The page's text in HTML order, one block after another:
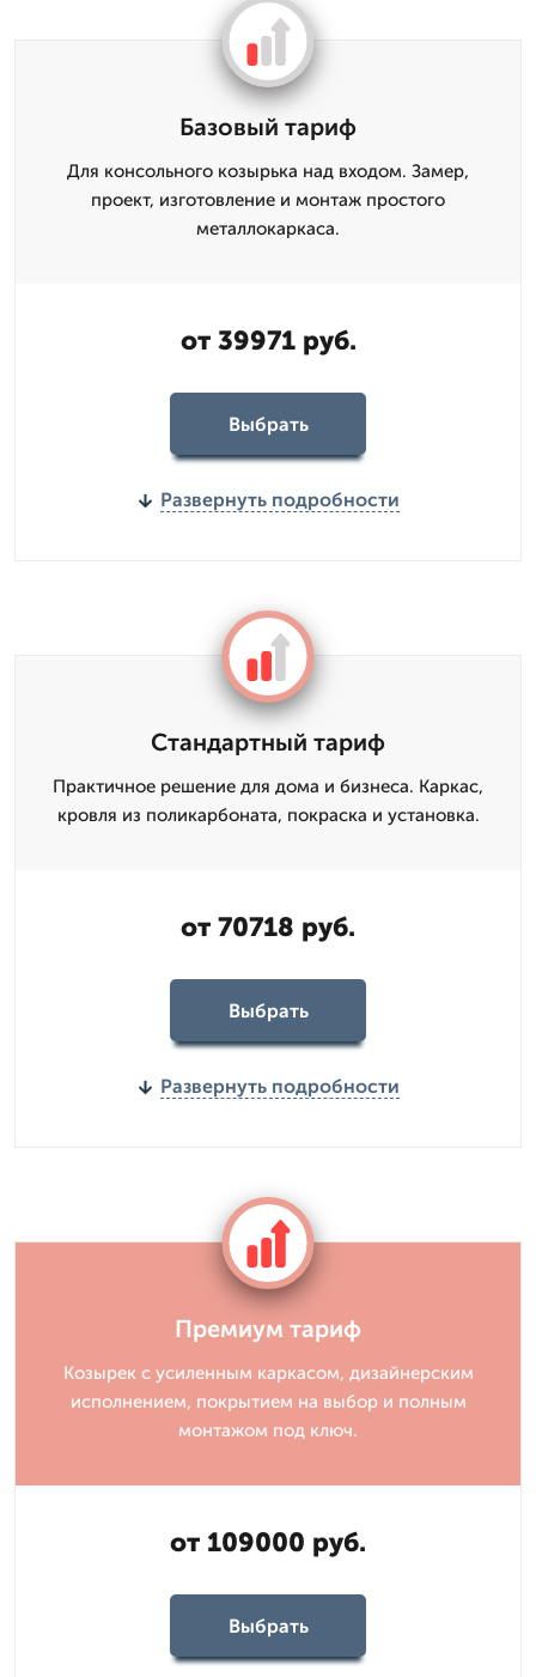
Базовый тариф
Для консольного козырька над входом. Замер,
проект, изготовление и монтаж простого
металлокаркаса.
от 39971 руб.
Выбрать
Развернуть подробности
Стандартный тариф
Практичное решение для дома и бизнеса. Каркас,
кровля из поликарбоната, покраска и установка.
от 70718 руб.
Выбрать
Развернуть подробности
Премиум тариф
Козырек с усиленным каркасом, дизайнерским
исполнением, покрытием на выбор и полным
монтажом под ключ.
от 109000 руб.
Выбрать